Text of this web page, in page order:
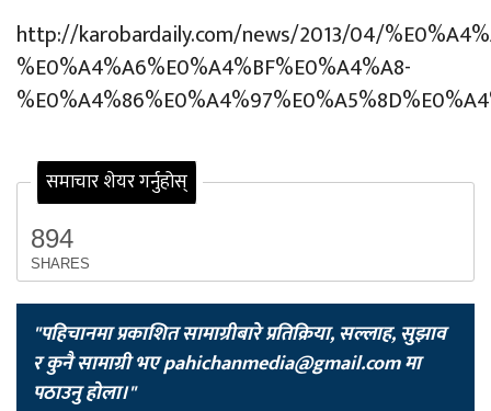
http://karobardaily.com/news/2013/04/
%E0%A4%A6%E0%A4%BF%E0%A4%A8-
समाचार शेयर गर्नुहोस्
894
SHARES
"पहिचानमा प्रकाशित सामाग्रीबारे प्रतिक्रिया, सल्लाह, सुझाव
र कुनै सामाग्री भएpahichanmedia@gmail.comमा
पठाउनु होला।"